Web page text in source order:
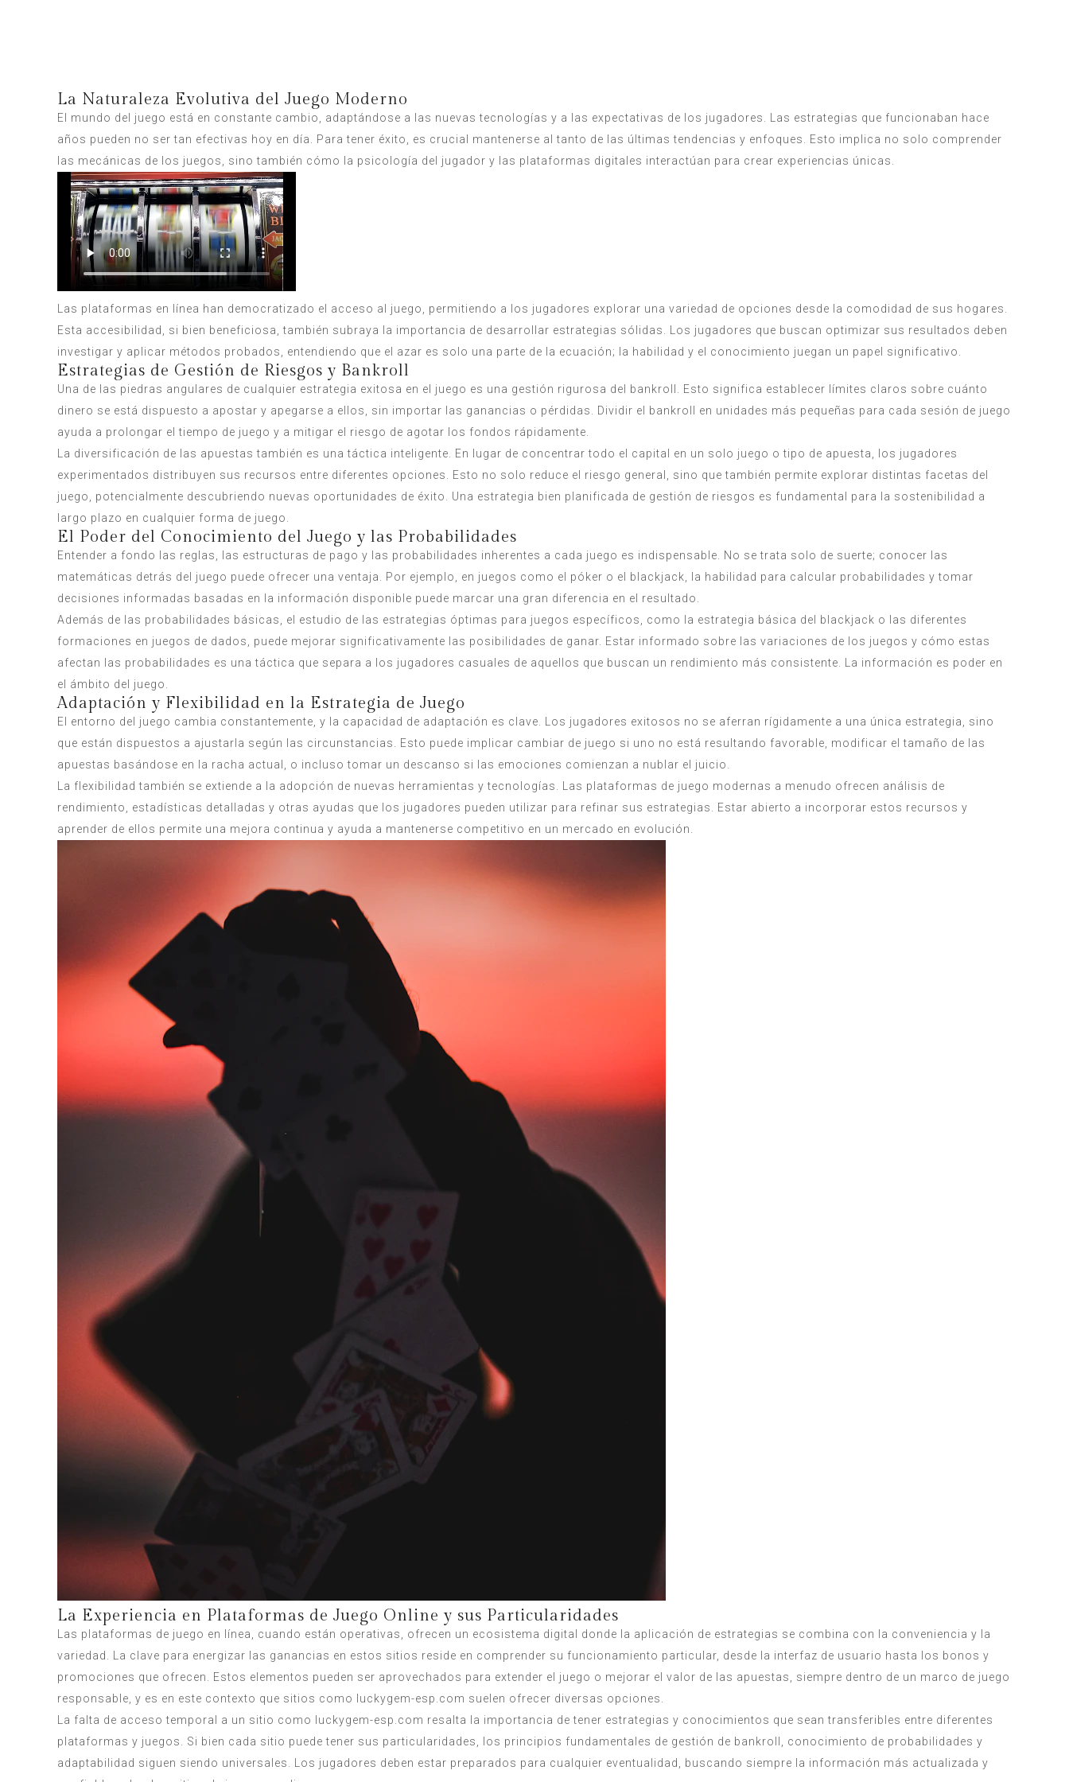
La Naturaleza Evolutiva del Juego Moderno
El mundo del juego está en constante cambio, adaptándose a las nuevas tecnologías y a las expectativas de los jugadores. Las estrategias que funcionaban hace
años pueden no ser tan efectivas hoy en día. Para tener éxito, es crucial mantenerse al tanto de las últimas tendencias y enfoques. Esto implica no solo comprender
las mecánicas de los juegos, sino también cómo la psicología del jugador y las plataformas digitales interactúan para crear experiencias únicas.
Las plataformas en línea han democratizado el acceso al juego, permitiendo a los jugadores explorar una variedad de opciones desde la comodidad de sus hogares.
Esta accesibilidad, si bien beneficiosa, también subraya la importancia de desarrollar estrategias sólidas. Los jugadores que buscan optimizar sus resultados deben
investigar y aplicar métodos probados, entendiendo que el azar es solo una parte de la ecuación; la habilidad y el conocimiento juegan un papel significativo.
Estrategias de Gestión de Riesgos y Bankroll
Una de las piedras angulares de cualquier estrategia exitosa en el juego es una gestión rigurosa del bankroll. Esto significa establecer límites claros sobre cuánto
dinero se está dispuesto a apostar y apegarse a ellos, sin importar las ganancias o pérdidas. Dividir el bankroll en unidades más pequeñas para cada sesión de juego
ayuda a prolongar el tiempo de juego y a mitigar el riesgo de agotar los fondos rápidamente.
La diversificación de las apuestas también es una táctica inteligente. En lugar de concentrar todo el capital en un solo juego o tipo de apuesta, los jugadores
experimentados distribuyen sus recursos entre diferentes opciones. Esto no solo reduce el riesgo general, sino que también permite explorar distintas facetas del
juego, potencialmente descubriendo nuevas oportunidades de éxito. Una estrategia bien planificada de gestión de riesgos es fundamental para la sostenibilidad a
largo plazo en cualquier forma de juego.
El Poder del Conocimiento del Juego y las Probabilidades
Entender a fondo las reglas, las estructuras de pago y las probabilidades inherentes a cada juego es indispensable. No se trata solo de suerte; conocer las
matemáticas detrás del juego puede ofrecer una ventaja. Por ejemplo, en juegos como el póker o el blackjack, la habilidad para calcular probabilidades y tomar
decisiones informadas basadas en la información disponible puede marcar una gran diferencia en el resultado.
Además de las probabilidades básicas, el estudio de las estrategias óptimas para juegos específicos, como la estrategia básica del blackjack o las diferentes
formaciones en juegos de dados, puede mejorar significativamente las posibilidades de ganar. Estar informado sobre las variaciones de los juegos y cómo estas
afectan las probabilidades es una táctica que separa a los jugadores casuales de aquellos que buscan un rendimiento más consistente. La información es poder en
el ámbito del juego.
Adaptación y Flexibilidad en la Estrategia de Juego
El entorno del juego cambia constantemente, y la capacidad de adaptación es clave. Los jugadores exitosos no se aferran rígidamente a una única estrategia, sino
que están dispuestos a ajustarla según las circunstancias. Esto puede implicar cambiar de juego si uno no está resultando favorable, modificar el tamaño de las
apuestas basándose en la racha actual, o incluso tomar un descanso si las emociones comienzan a nublar el juicio.
La flexibilidad también se extiende a la adopción de nuevas herramientas y tecnologías. Las plataformas de juego modernas a menudo ofrecen análisis de
rendimiento, estadísticas detalladas y otras ayudas que los jugadores pueden utilizar para refinar sus estrategias. Estar abierto a incorporar estos recursos y
aprender de ellos permite una mejora continua y ayuda a mantenerse competitivo en un mercado en evolución.
La Experiencia en Plataformas de Juego Online y sus Particularidades
Las plataformas de juego en línea, cuando están operativas, ofrecen un ecosistema digital donde la aplicación de estrategias se combina con la conveniencia y la
variedad. La clave para energizar las ganancias en estos sitios reside en comprender su funcionamiento particular, desde la interfaz de usuario hasta los bonos y
promociones que ofrecen. Estos elementos pueden ser aprovechados para extender el juego o mejorar el valor de las apuestas, siempre dentro de un marco de juego
responsable, y es en este contexto que sitios como
luckygem-esp.com suelen ofrecer diversas opciones.
La falta de acceso temporal a un sitio como luckygem-esp.com resalta la importancia de tener estrategias y conocimientos que sean transferibles entre diferentes
plataformas y juegos. Si bien cada sitio puede tener sus particularidades, los principios fundamentales de gestión de bankroll, conocimiento de probabilidades y
adaptabilidad siguen siendo universales. Los jugadores deben estar preparados para cualquier eventualidad, buscando siempre la información más actualizada y